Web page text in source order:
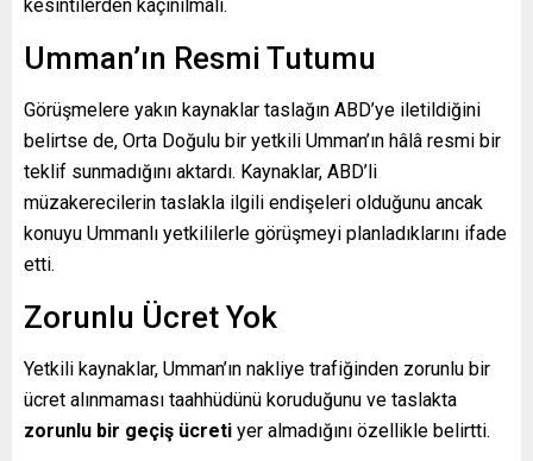
kesintilerden kaçınılmalı.
Umman’ın Resmi Tutumu
Görüşmelere yakın kaynaklar taslağın ABD’ye iletildiğini
belirtse de, Orta Doğulu bir yetkili Umman’ın hâlâ resmi bir
teklif sunmadığını aktardı. Kaynaklar, ABD’li
müzakerecilerin taslakla ilgili endişeleri olduğunu ancak
konuyu Ummanlı yetkililerle görüşmeyi planladıklarını ifade
etti.
Zorunlu Ücret Yok
Yetkili kaynaklar, Umman’ın nakliye trafiğinden zorunlu bir
ücret alınmaması taahhüdünü koruduğunu ve taslakta
zorunlu bir geçiş ücreti yer almadığını özellikle belirtti.